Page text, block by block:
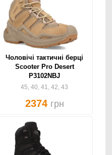
Чоловічі тактичні берці
Scooter Pro Desert
P3102NBJ
45, 40, 41, 42, 43
2374 грн